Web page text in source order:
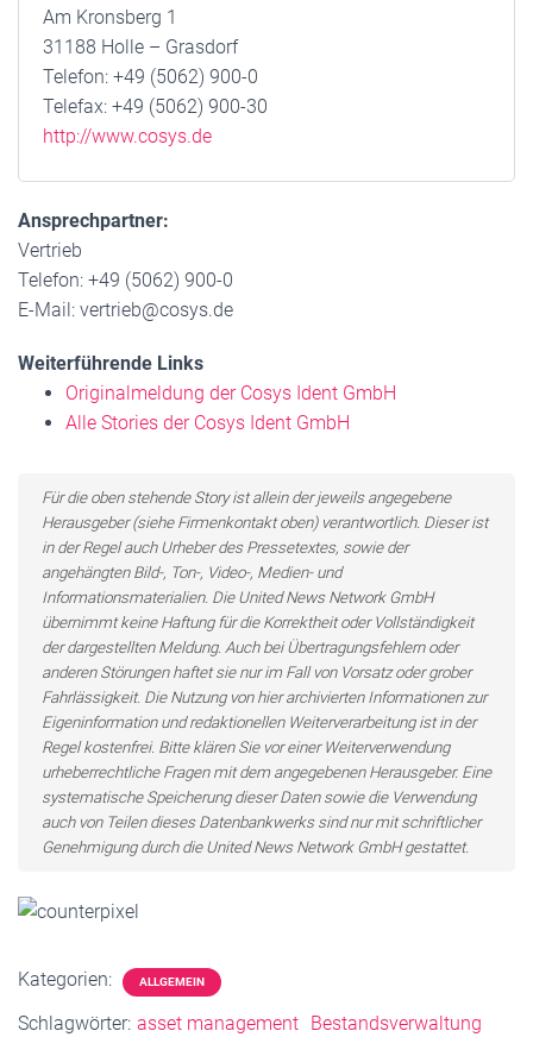
Am Kronsberg 1
31188 Holle – Grasdorf
Telefon: +49 (5062) 900-0
Telefax: +49 (5062) 900-30
http://www.cosys.de
Ansprechpartner:
Vertrieb
Telefon: +49 (5062) 900-0
E-Mail: vertrieb@cosys.de
Weiterführende Links
Originalmeldung der Cosys Ident GmbH
Alle Stories der Cosys Ident GmbH
Für die oben stehende Story ist allein der jeweils angegebene
Herausgeber (siehe Firmenkontakt oben) verantwortlich. Dieser ist
in der Regel auch Urheber des Pressetextes, sowie der
angehängten Bild-, Ton-, Video-, Medien- und
Informationsmaterialien. Die United News Network GmbH
übernimmt keine Haftung für die Korrektheit oder Vollständigkeit
der dargestellten Meldung. Auch bei Übertragungsfehlern oder
anderen Störungen haftet sie nur im Fall von Vorsatz oder grober
Fahrlässigkeit. Die Nutzung von hier archivierten Informationen zur
Eigeninformation und redaktionellen Weiterverarbeitung ist in der
Regel kostenfrei. Bitte klären Sie vor einer Weiterverwendung
urheberrechtliche Fragen mit dem angegebenen Herausgeber. Eine
systematische Speicherung dieser Daten sowie die Verwendung
auch von Teilen dieses Datenbankwerks sind nur mit schriftlicher
Genehmigung durch die United News Network GmbH gestattet.
Kategorien: ALLGEMEIN
Schlagwörter: asset management
Bestandsverwaltung